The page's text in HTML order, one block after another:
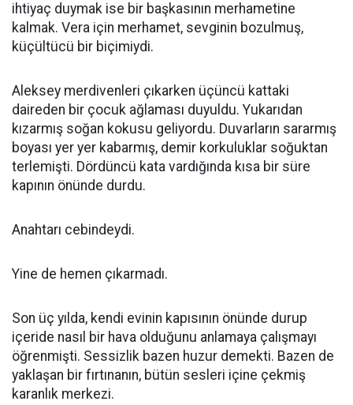
ihtiyaç duymak ise bir başkasının merhametine
kalmak. Vera için merhamet, sevginin bozulmuş,
küçültücü bir biçimiydi.
Aleksey merdivenleri çıkarken üçüncü kattaki
daireden bir çocuk ağlaması duyuldu. Yukarıdan
kızarmış soğan kokusu geliyordu. Duvarların sararmış
boyası yer yer kabarmış, demir korkuluklar soğuktan
terlemişti. Dördüncü kata vardığında kısa bir süre
kapının önünde durdu.
Anahtarı cebindeydi.
Yine de hemen çıkarmadı.
Son üç yılda, kendi evinin kapısının önünde durup
içeride nasıl bir hava olduğunu anlamaya çalışmayı
öğrenmişti. Sessizlik bazen huzur demekti. Bazen de
yaklaşan bir fırtınanın, bütün sesleri içine çekmiş
karanlık merkezi.